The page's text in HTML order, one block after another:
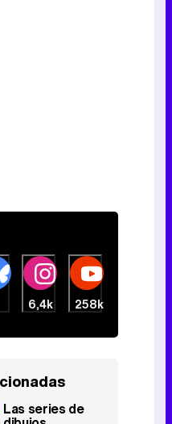
6,4k 258k
Las series de